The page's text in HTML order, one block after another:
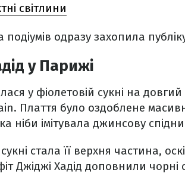
світлини
подіумів одразу захопила
у Парижі
у фіолетовій сукні на довгий
Плаття було оздоблене
ніби імітувала джинсову
стала її верхня частина,
Джіджі Хадід доповнили чорні